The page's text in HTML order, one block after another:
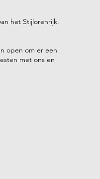
het Stijlorenrijk.
open om er een
met ons en